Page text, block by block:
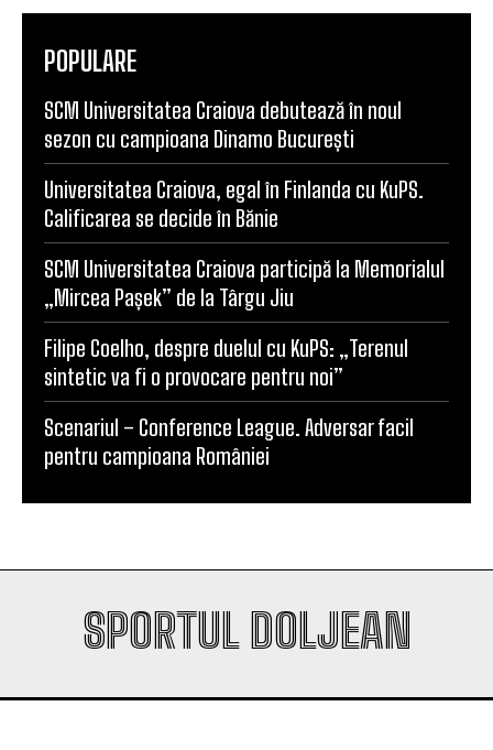
POPULARE
SCM Universitatea Craiova debutează în noul
sezon cu campioana Dinamo București
Universitatea Craiova, egal în Finlanda cu KuPS.
Calificarea se decide în Bănie
SCM Universitatea Craiova participă la Memorialul
„Mircea Pașek” de la Târgu Jiu
Filipe Coelho, despre duelul cu KuPS: „Terenul
sintetic va fi o provocare pentru noi”
Scenariul – Conference League. Adversar facil
pentru campioana României
SPORTUL DOLJEAN